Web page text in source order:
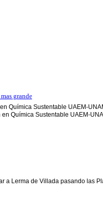
grande
Química Sustentable UAEM-
Química Sustentable UAEM-
a Lerma de Villada pasando las